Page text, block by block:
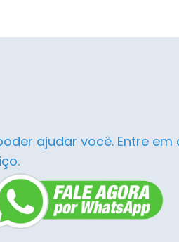
ajudar você. Entre